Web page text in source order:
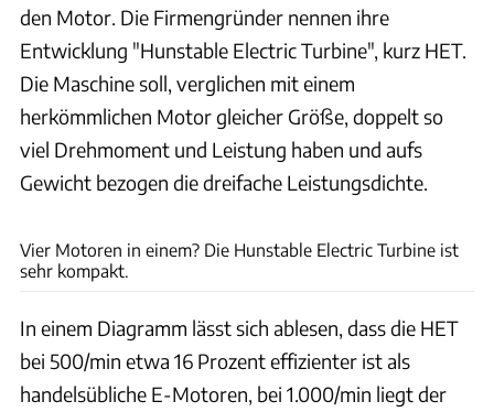
den Motor. Die Firmengründer nennen ihre
Entwicklung "Hunstable Electric Turbine", kurz HET.
Die Maschine soll, verglichen mit einem
herkömmlichen Motor gleicher Größe, doppelt so
viel Drehmoment und Leistung haben und aufs
Gewicht bezogen die dreifache Leistungsdichte.
Vier Motoren in einem? Die Hunstable Electric Turbine ist
sehr kompakt.
In einem Diagramm lässt sich ablesen, dass die HET
bei 500/min etwa 16 Prozent effizienter ist als
handelsübliche E-Motoren, bei 1.000/min liegt der